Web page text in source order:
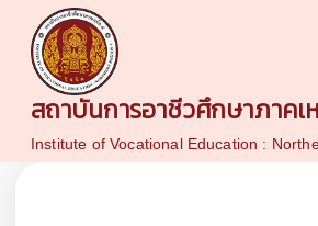
สถาบันการอาชีวศึกษาภาคเ
Institute of Vocational Education :